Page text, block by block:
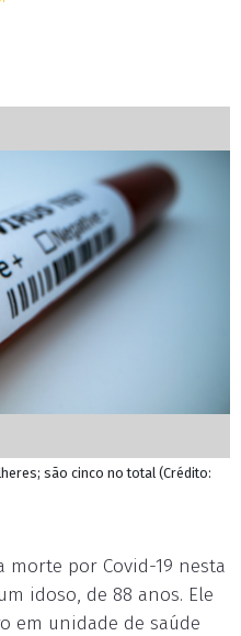
são cinco no total (Crédito:
morte por Covid-19 nesta
idoso, de 88 anos. Ele
em unidade de saúde